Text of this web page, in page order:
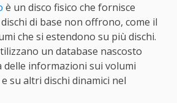
è un disco fisico che fornisce
di base non offrono, come il
che si estendono su più dischi.
un database nascosto
delle informazioni sui volumi
su altri dischi dinamici nel